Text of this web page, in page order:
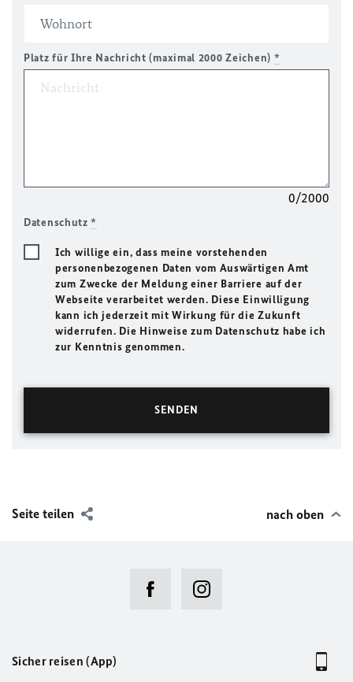
Platz für Ihre Nachricht (maximal 2000 Zeichen) *
0/2000
Datenschutz*
Ich willige ein, dass meine vorstehenden
personenbezogenen Daten vom Auswärtigen Amt
zum Zwecke der Meldung einer Barriere auf der
Webseite verarbeitet werden. Diese Einwilligung
kann ich jederzeit mit Wirkung für die Zukunft
widerrufen. Die Hinweise zum Datenschutz habe ich
zur Kenntnis genommen.
Seite teilen nach oben
Sicher reisen (App)